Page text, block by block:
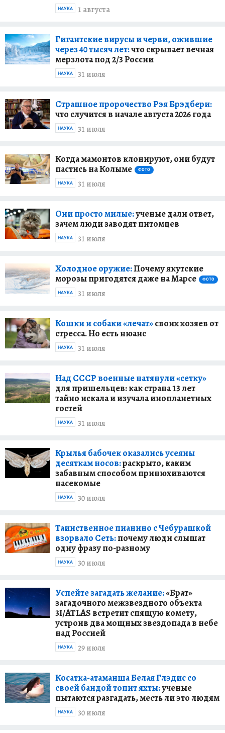
1 августа
НАУКА
Гигантские вирусы и черви, ожившие
через 40 тысяч лет:что скрывает вечная
мерзлота под 2/3 России
31 июля
НАУКА
Страшное пророчество Рэя Брэдбери:
что случится в начале августа 2026 года
31 июля
НАУКА
Когда мамонтов клонируют, они будут
пастись на Колыме
ФОТО
31 июля
НАУКА
Они просто милые:ученые дали ответ,
зачем люди заводят питомцев
31 июля
НАУКА
Холодное оружие:Почему якутские
морозы пригодятся даже на Марсе
ФОТО
31 июля
НАУКА
Кошки и собаки «лечат»своих хозяев от
стресса. Но есть нюанс
31 июля
НАУКА
Над СССР военные натянули «сетку»
для пришельцев: как страна 13 лет
тайно искала и изучала инопланетных
гостей
31 июля
НАУКА
Крылья бабочек оказались усеяны
десяткам носов:раскрыто, каким
забавным способом принюхиваются
насекомые
30 июля
НАУКА
Таинственное пианино с Чебурашкой
взорвало Сеть:почему люди слышат
одну фразу по-разному
30 июля
НАУКА
Успейте загадать желание:«Брат»
загадочного межзвездного объекта
3I/ATLAS встретит спящую комету,
устроив два мощных звездопада в небе
над Россией
29 июля
НАУКА
Косатка-атаманша Белая Глэдис со
своей бандой топит яхты:ученые
пытаются разгадать, месть ли это людям
30 июля
НАУКА